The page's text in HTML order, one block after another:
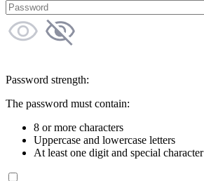
Password strength:
The password must contain:
8 or more characters
Uppercase and lowercase letters
At least one digit and special character